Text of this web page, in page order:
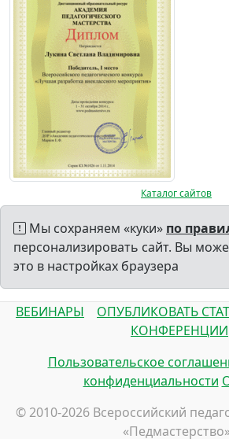
Каталог сайтов
Мы сохраняем «куки» по
персонализировать сайт. Вы
это в настройках браузера
ВЕБИНАРЫ ОПУБЛИКОВАТЬ
КОНФЕРЕНЦИИ
Пользовательское
конфиденциальности
© 2010-2026 Всероссийский